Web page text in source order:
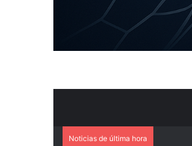
Noticias de última hora